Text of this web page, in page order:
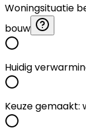
Woningsituatie
bouw
Huidig
Keuze